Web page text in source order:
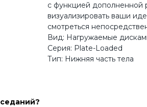
с функцией дополненной
визуализировать ваши
смотреться
Вид: Нагружаемые
Серия: Plate-Loaded
Тип: Нижняя часть тела